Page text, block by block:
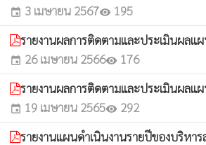
event 3 เมษายน 2567visibility 195
รายงานผลการติดตามและประเมินผล
event 26 เมษายน 2566visibility 176
รายงานผลการติดตามและประเมินผล
event 19 เมษายน 2565visibility 292
รายงานแผนดำเนินงานรายปีของบริห